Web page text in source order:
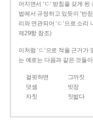
어지면서 ‘ㄷ’ 받침을 갖게
법에서 규정하고 있듯이 ‘반
리와 연관되어 ‘ㄷ’으로 소리
제29항 참조)
이처럼 ‘ㄷ’으로 적을 근거가
는 예로는 다음과 같은 것들
걸핏하면 그까짓
덧셈
빗장
자칫
짓밟다